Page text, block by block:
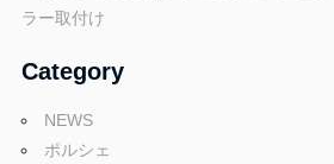
ラー取付け
Category
NEWS
ポルシェ